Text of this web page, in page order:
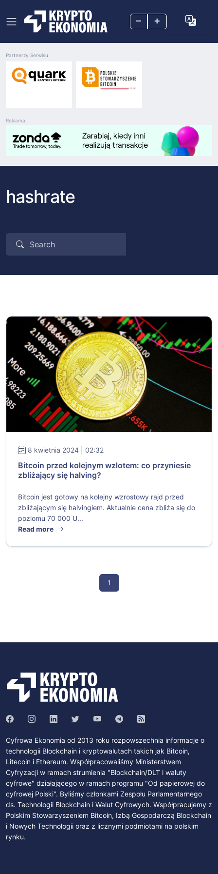
– +
Reklama:
Partnerzy Serwisu:
hashrate
8 kwietnia 2024 | 02:32
Bitcoin przed kolejnym wzlotem: co przyniesie
zbliżający się halving?
Bitcoin jest gotowy na kolejny wzrostowy rajd przed
zbliżającym się halvingiem. Aktualnie cena zbliża się do
poziomu 70 000 U...
Read more
1
Cyfrowa Ekonomia od 2013 roku rozpowszechnia informacje o
technologii Blockchain i kryptowalutach takich jak Bitcoin,
Litecoin i Ethereum. Współpracowaliśmy Ministerstwem
Cyfryzacji w ramach strumienia "Blockchain/DLT i waluty
cyfrowe" działającego w ramach programu "Od papierowej do
cyfrowej Polski". Byliśmy członkami Zespołu Parlamentarnego
ds. Technologii Blockchain i Walut Cyfrowych. Współpracujemy z
Polskim Stowarzyszeniem Bitcoin, Izbą Gospodarczą Blockchain
i Nowych Technologii oraz z licznymi podmiotami na polskim
rynku.